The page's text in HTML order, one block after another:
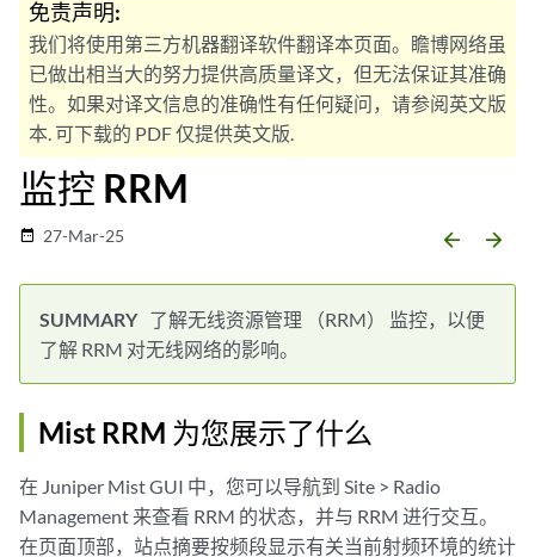
免责声明:
我们将使用第三方机器翻译软件翻译本页面。瞻博网络虽
已做出相当大的努力提供高质量译文，但无法保证其准确
性。如果对译文信息的准确性有任何疑问，请参阅英文版
本. 可下载的 PDF 仅提供英文版.
监控 RRM
date_range 27-Mar-25 arrow_backward arrow_forward
了解无线资源管理 （RRM） 监控，以便
了解 RRM 对无线网络的影响。
Mist RRM 为您展示了什么
在 Juniper Mist GUI 中，您可以导航到 Site > Radio
Management 来查看 RRM 的状态，并与 RRM 进行交互。
在页面顶部，站点摘要按频段显示有关当前射频环境的统计